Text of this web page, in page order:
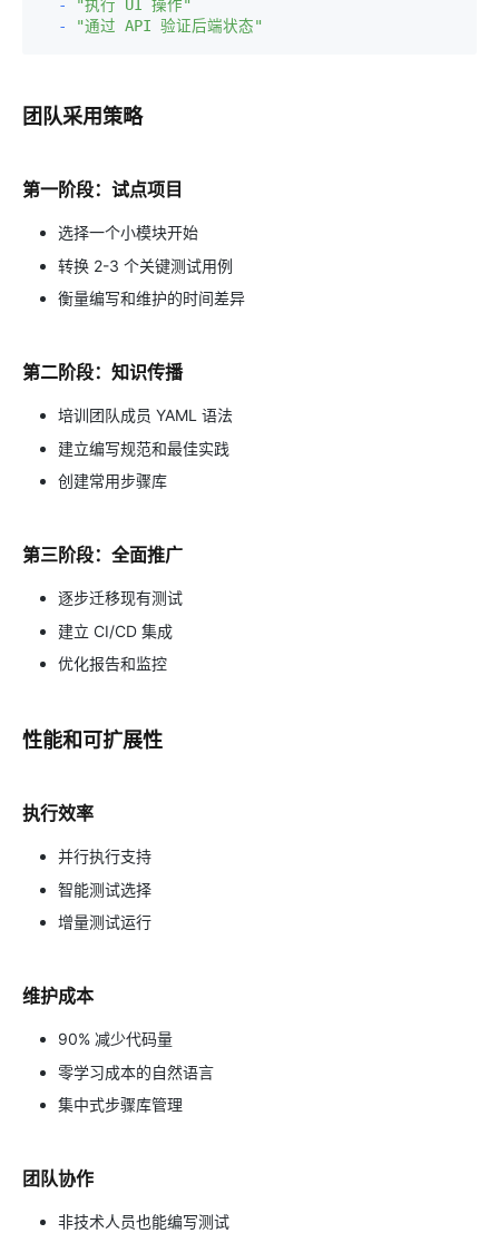
-
"执行 UI 操作"
-
"通过 API 验证后端状态"
团队采用策略
第一阶段：试点项目
选择一个小模块开始
转换 2-3 个关键测试用例
衡量编写和维护的时间差异
第二阶段：知识传播
培训团队成员 YAML 语法
建立编写规范和最佳实践
创建常用步骤库
第三阶段：全面推广
逐步迁移现有测试
建立 CI/CD 集成
优化报告和监控
性能和可扩展性
执行效率
并行执行支持
智能测试选择
增量测试运行
维护成本
90% 减少代码量
零学习成本的自然语言
集中式步骤库管理
团队协作
非技术人员也能编写测试